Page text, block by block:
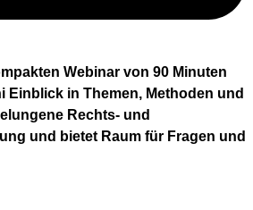
Webinar von 90 Minuten
Einblick in Themen, Methoden und
Rechts- und
und bietet Raum für Fragen und